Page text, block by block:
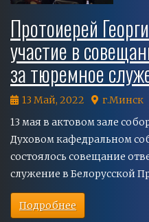
Протоиерей
участие в
за тюремное
13 Май, 2022
г.Минск
13 мая в актовом зале
Духовом кафедральном
состоялось совещание
служение в Белорусской
Подробнее